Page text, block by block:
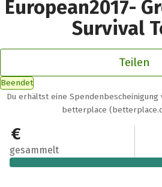
European2017-
Survival
Teilen
Beendet
Du erhältst eine Spendenbescheinigung
betterplace
500 €
gesammelt